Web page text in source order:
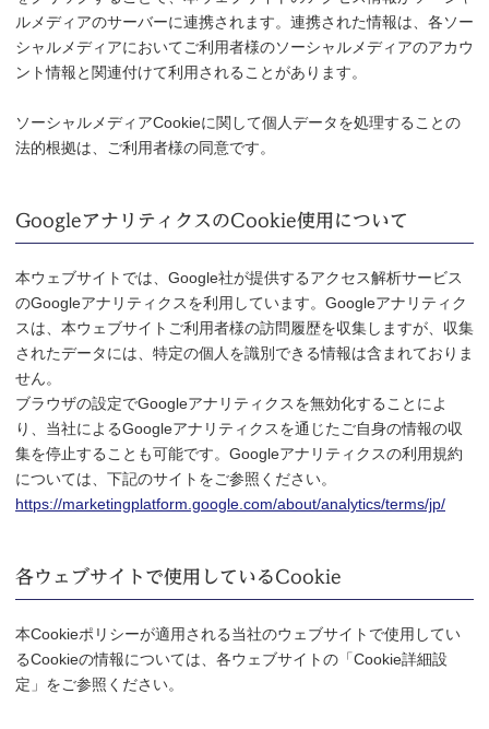
ルメディアのサーバーに連携されます。連携された情報は、各ソー
シャルメディアにおいてご利用者様のソーシャルメディアのアカウ
ント情報と関連付けて利用されることがあります。
ソーシャルメディアCookieに関して個人データを処理することの
法的根拠は、ご利用者様の同意です。
GoogleアナリティクスのCookie使用について
本ウェブサイトでは、Google社が提供するアクセス解析サービス
のGoogleアナリティクスを利用しています。Googleアナリティク
スは、本ウェブサイトご利用者様の訪問履歴を収集しますが、収集
されたデータには、特定の個人を識別できる情報は含まれておりま
せん。
ブラウザの設定でGoogleアナリティクスを無効化することによ
り、当社によるGoogleアナリティクスを通じたご自身の情報の収
集を停止することも可能です。Googleアナリティクスの利用規約
については、下記のサイトをご参照ください。
https://marketingplatform.google.com/about/analytics/terms/jp/
各ウェブサイトで使用しているCookie
本Cookieポリシーが適用される当社のウェブサイトで使用してい
るCookieの情報については、各ウェブサイトの「Cookie詳細設
定」をご参照ください。